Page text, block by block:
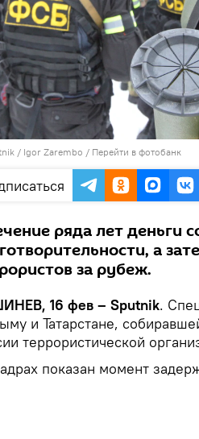
/ Igor Zarembo / Перейти в фотобанк
ряда лет деньги
а
за рубеж.
16 фев – Sputnik.
и Татарстане,
террористической
показан момент